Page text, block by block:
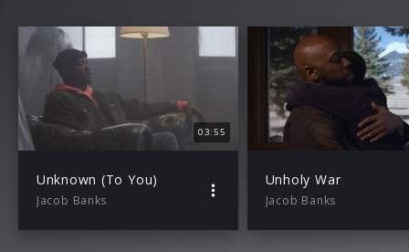
03:55
Unknown (To You)
Jacob Banks
Unholy War
Jacob Banks